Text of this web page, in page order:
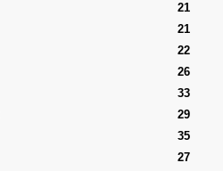
21
21
22
26
33
29
35
27